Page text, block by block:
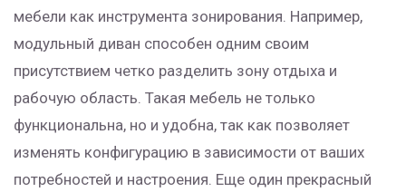
мебели как инструмента зонирования. Например,
модульный диван способен одним своим
присутствием четко разделить зону отдыха и
рабочую область. Такая мебель не только
функциональна, но и удобна, так как позволяет
изменять конфигурацию в зависимости от ваших
потребностей и настроения. Еще один прекрасный